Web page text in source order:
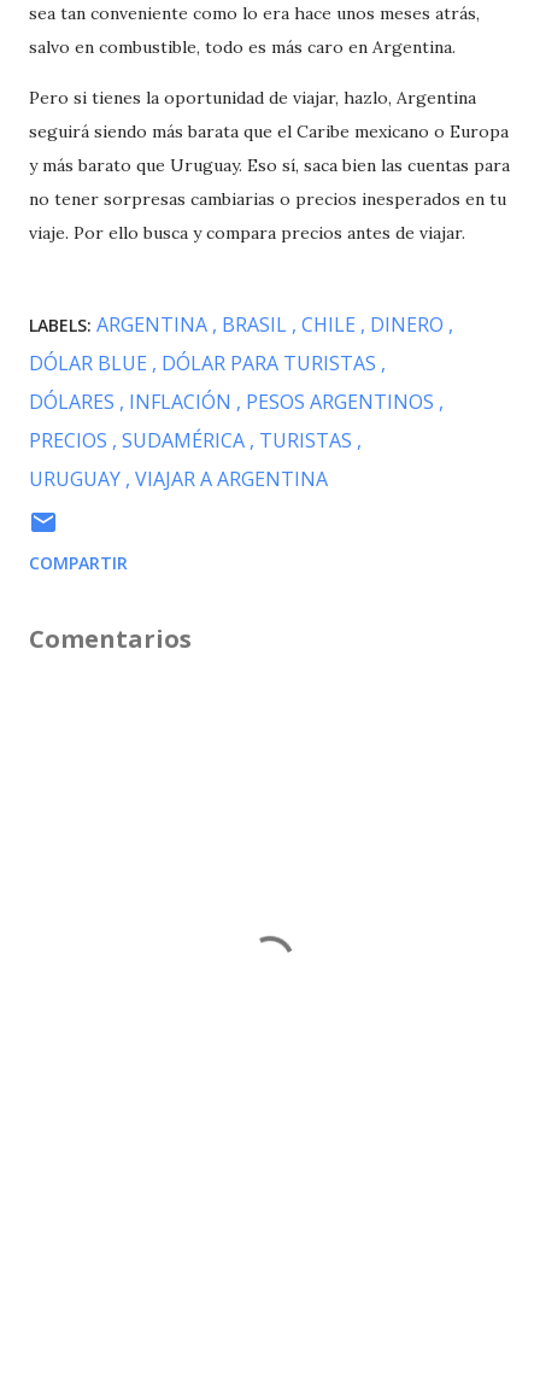
sea tan conveniente como lo era hace unos meses atrás,
salvo en combustible, todo es más caro en Argentina.
Pero si tienes la oportunidad de viajar, hazlo, Argentina
seguirá siendo más barata que el Caribe mexicano o Europa
y más barato que Uruguay. Eso sí, saca bien las cuentas para
no tener sorpresas cambiarias o precios inesperados en tu
viaje. Por ello busca y compara precios antes de viajar.
LABELS: ARGENTINA BRASIL CHILE
DINERO
DÓLAR BLUE
DÓLAR PARA TURISTAS
DÓLARES
INFLACIÓN
PESOS ARGENTINOS
PRECIOS SUDAMÉRICA TURISTAS
URUGUAY VIAJAR A ARGENTINA
COMPARTIR
Comentarios